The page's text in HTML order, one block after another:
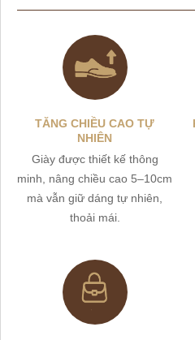
TĂNG CHIỀU CAO TỰ
NHIÊN
Giày được thiết kế thông
minh, nâng chiều cao 5–10cm
mà vẫn giữ dáng tự nhiên,
thoải mái.